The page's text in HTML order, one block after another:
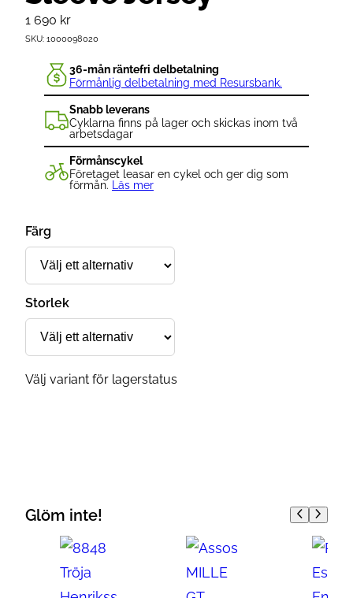
1 690 kr
SKU: 1000098020
36-mån räntefri delbetalning
Förmånlig delbetalning med Resursbank.
Snabb leverans
Cyklarna finns på lager och skickas inom två
arbetsdagar
Förmånscykel
Företaget leasar en cykel och ger dig som
förmån. Läs mer
Färg
Storlek
Välj variant för lagerstatus
Glöm inte!